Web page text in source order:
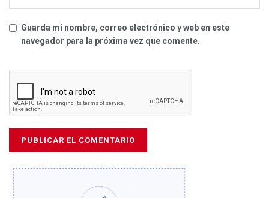
Guarda mi nombre, correo electrónico y web en este
navegador para la próxima vez que comente.